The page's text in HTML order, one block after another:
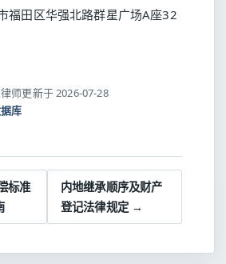
福田区华强北路群星广场A座32
师更新于 2026-07-28
库
标准
内地继承顺序及财产
登记法律规定 →